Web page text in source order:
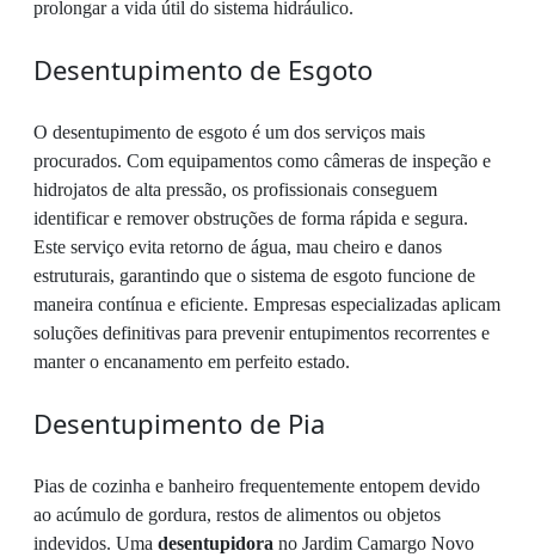
prolongar a vida útil do sistema hidráulico.
Desentupimento de Esgoto
O desentupimento de esgoto é um dos serviços mais
procurados. Com equipamentos como câmeras de inspeção e
hidrojatos de alta pressão, os profissionais conseguem
identificar e remover obstruções de forma rápida e segura.
Este serviço evita retorno de água, mau cheiro e danos
estruturais, garantindo que o sistema de esgoto funcione de
maneira contínua e eficiente. Empresas especializadas aplicam
soluções definitivas para prevenir entupimentos recorrentes e
manter o encanamento em perfeito estado.
Desentupimento de Pia
Pias de cozinha e banheiro frequentemente entopem devido
ao acúmulo de gordura, restos de alimentos ou objetos
indevidos. Uma desentupidora no Jardim Camargo Novo